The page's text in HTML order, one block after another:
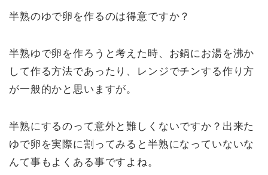
半熟のゆで卵を作るのは得意ですか？
半熟ゆで卵を作ろうと考えた時、お鍋にお湯を沸か
して作る方法であったり、レンジでチンする作り方
が一般的かと思いますが。
半熟にするのって意外と難しくないですか？出来た
ゆで卵を実際に割ってみると半熟になっていないな
んて事もよくある事ですよね。